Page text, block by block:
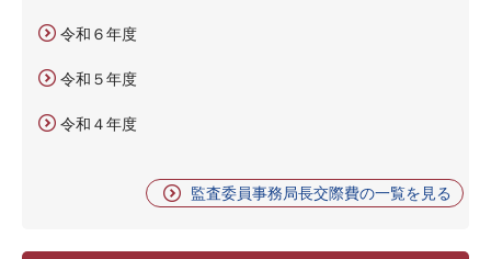
令和６年度
令和５年度
令和４年度
監査委員事務局長交際費の一覧を見る